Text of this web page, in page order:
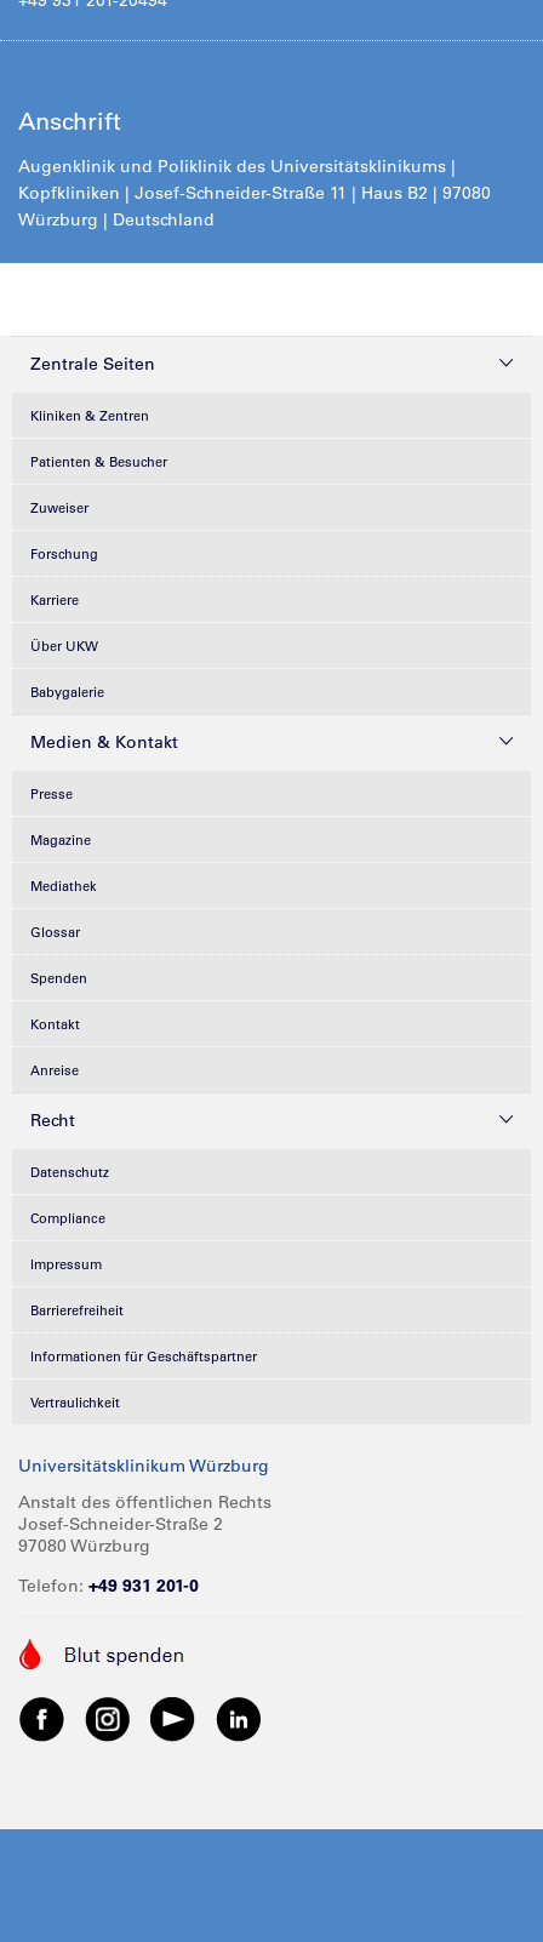
Anschrift
Augenklinik und Poliklinik des Universitätsklinikums |
Kopfkliniken | Josef-Schneider-Straße 11 | Haus B2 | 97080
Würzburg | Deutschland
Zentrale Seiten
Kliniken & Zentren
Patienten & Besucher
Zuweiser
Forschung
Karriere
Über UKW
Babygalerie
Medien & Kontakt
Presse
Magazine
Mediathek
Glossar
Spenden
Kontakt
Anreise
Recht
Datenschutz
Compliance
Impressum
Barrierefreiheit
Informationen für Geschäftspartner
Vertraulichkeit
Universitätsklinikum Würzburg
Anstalt des öffentlichen Rechts
Josef-Schneider-Straße 2
97080 Würzburg
Telefon: +49 931 201-0